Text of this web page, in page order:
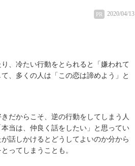
PR 2020/04/13
、冷たい行動をとられると「嫌われて
、多くの人は「この恋は諦めよう」と
だからこそ、逆の行動をしてしまう人
当は、仲良く話をしたい」と思ってい
話しかけるとどうしてよいのか分から
ってしまうことも。